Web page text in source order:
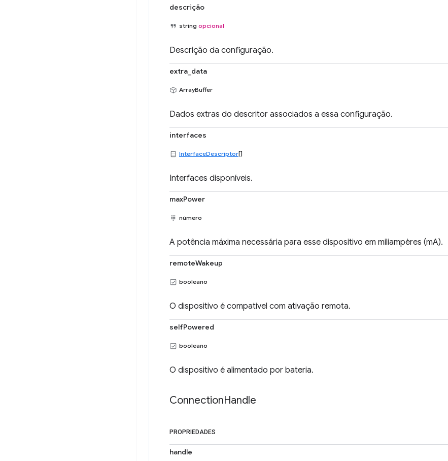
descrição
string opcional
Descrição da configuração.
extra_data
ArrayBuffer
Dados extras do descritor associados a essa configuração.
interfaces
InterfaceDescriptor[]
Interfaces disponíveis.
maxPower
número
A potência máxima necessária para esse dispositivo em miliampères (mA).
remoteWakeup
booleano
O dispositivo é compatível com ativação remota.
selfPowered
booleano
O dispositivo é alimentado por bateria.
ConnectionHandle
PROPRIEDADES
handle